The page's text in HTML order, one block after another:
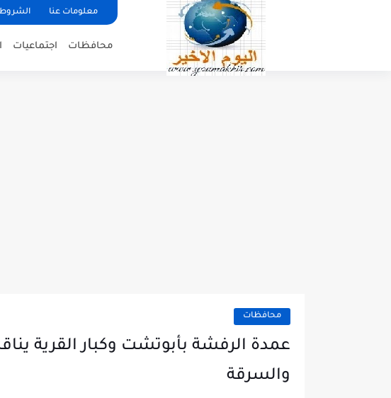
معلومات عنا الشروط
محافظات اجتماعيات
محافظات
عمدة الرفشة بأبوتشت وكبار القرية
والسرقة